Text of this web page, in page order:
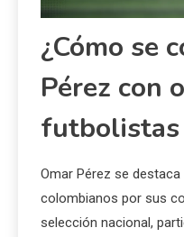
¿Cómo se
Pérez con
futbolistas
Omar Pérez se
colombianos por sus
selección nacional,